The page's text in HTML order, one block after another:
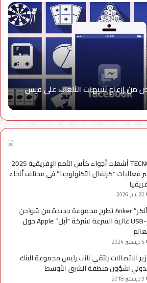
من إزعاج تنبيهات الألعاب على فيس
TECNO أشعلت أجواء كأس الأمم الإفريقية 2025
فعاليات “كرنفال التكنولوجيا” في مختلف أنحاء
20 يناير، 2026
“آنكر” Anker تطرح مجموعة جديدة من شواحن
USB-C عالية السرعة لشركة “آبل” Apple حول
5 ديسمبر، 2024
الاتصالات يلتقي نائب رئيس مجموعة البنك
لشؤون منطقة الشرق الأوسط
9 ديسمبر، 2018